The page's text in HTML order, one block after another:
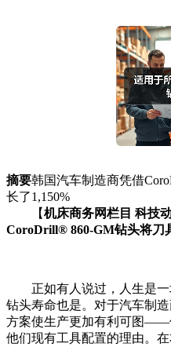
摘要韩国汽车制造商凭借
长了1,150%
【机床商务网栏目 科技
CoroDrill® 860-GM钻头将刀
正如有人说过，人生是一
钻头寿命也是。对于汽车制
方案使生产更加有利可图——
他们现有工具配置的理由。